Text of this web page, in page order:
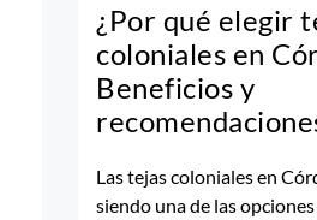
¿Por qué elegir
coloniales en
Beneficios y
Las tejas coloniales en
siendo una de las